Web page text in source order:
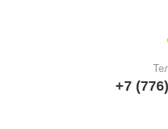
+7